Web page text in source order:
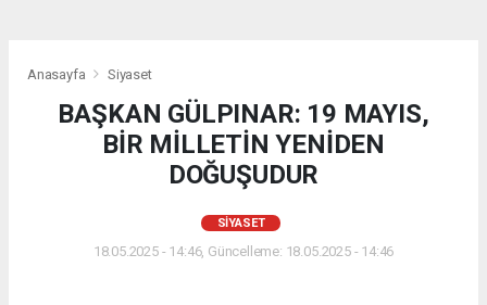
Anasayfa Siyaset
BAŞKAN GÜLPINAR: 19 MAYIS,
BİR MİLLETİN YENİDEN
DOĞUŞUDUR
SIYASET
18.05.2025 - 14:46, Güncelleme: 18.05.2025 - 14:46